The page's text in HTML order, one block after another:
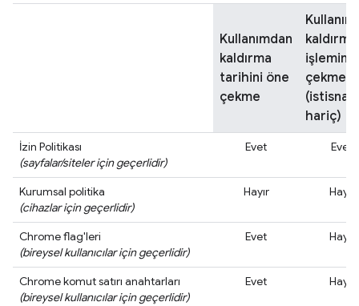
Kullanımdan
kaldırma
tarihini öne
çekme
kaldırma
işlemini
çekme
hariç)
İzin Politikası
(sayfalar/siteler için geçerlidir)
Evet Evet
Kurumsal politika
(cihazlar için geçerlidir)
Hayır Hayır
Chrome flag'leri
(bireysel kullanıcılar için geçerlidir)
Evet Hayır
Chrome komut satırı anahtarları
(bireysel kullanıcılar için geçerlidir)
Evet Hayır